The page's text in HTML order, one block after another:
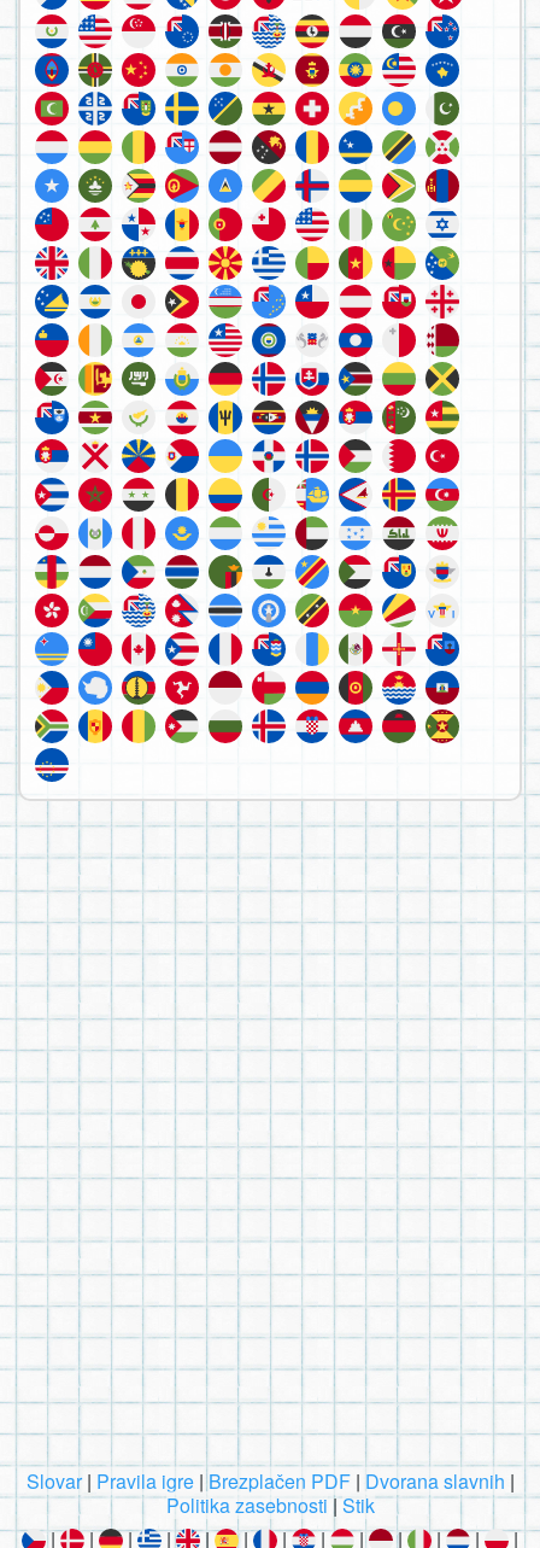
Slovar| Pravila igre| Brezplačen PDF| Dvorana slavnih |
Politika zasebnosti|Stik
|
| | | | | | | | | | | |